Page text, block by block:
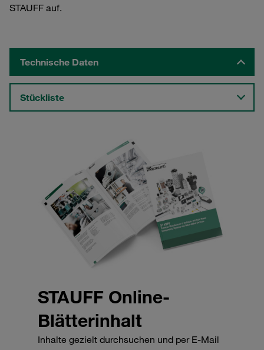
STAUFF auf.
Technische Daten
Stückliste
STAUFF Online-
Blätterinhalt
Inhalte gezielt durchsuchen und per E-Mail